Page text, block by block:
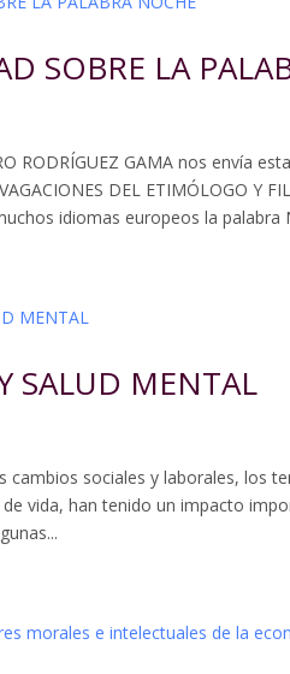
SOBRE LA
RODRÍGUEZ GAMA nos envía
DEL ETIMÓLOGO Y
idiomas europeos la palabra
SALUD MENTAL
cambios sociales y laborales, los
vida, han tenido un impacto